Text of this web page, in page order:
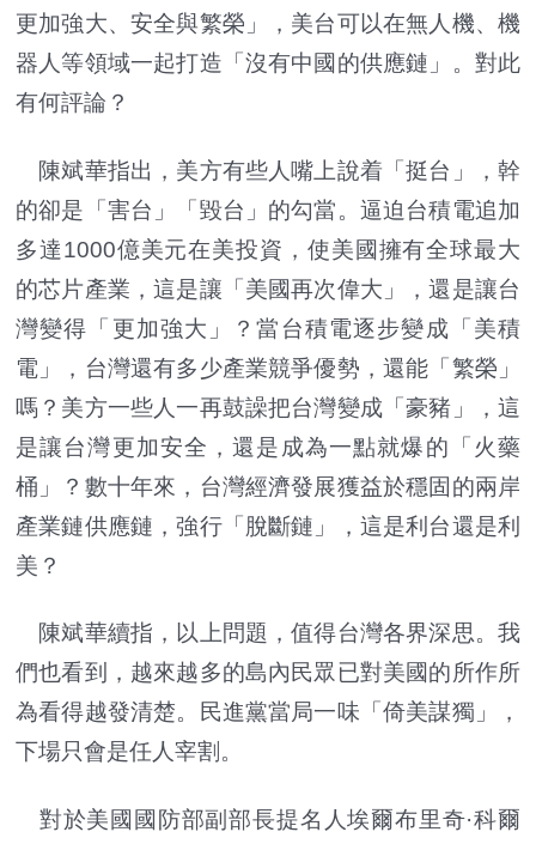
更加強大、安全與繁榮」，美台可以在無人機、機
器人等領域一起打造「沒有中國的供應鏈」。對此
有何評論？
陳斌華指出，美方有些人嘴上說着「挺台」，幹
的卻是「害台」「毀台」的勾當。逼迫台積電追加
多達1000億美元在美投資，使美國擁有全球最大
的芯片產業，這是讓「美國再次偉大」，還是讓台
灣變得「更加強大」？當台積電逐步變成「美積
電」，台灣還有多少產業競爭優勢，還能「繁榮」
嗎？美方一些人一再鼓譟把台灣變成「豪豬」，這
是讓台灣更加安全，還是成為一點就爆的「火藥
桶」？數十年來，台灣經濟發展獲益於穩固的兩岸
產業鏈供應鏈，強行「脫斷鏈」，這是利台還是利
美？
陳斌華續指，以上問題，值得台灣各界深思。我
們也看到，越來越多的島內民眾已對美國的所作所
為看得越發清楚。民進黨當局一味「倚美謀獨」，
下場只會是任人宰割。
對於美國國防部副部長提名人埃爾布里奇·科爾